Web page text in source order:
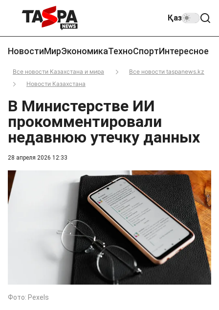
Қаз
НовостиМирЭкономикаТехноСпортИнтересное
Все новости Казахстана и мира
Все новости taspanews.kz
Новости Казахстана
28 апреля 2026 12:33
В Министерстве ИИ
прокомментировали
недавнюю утечку данных
Фото: Pexels